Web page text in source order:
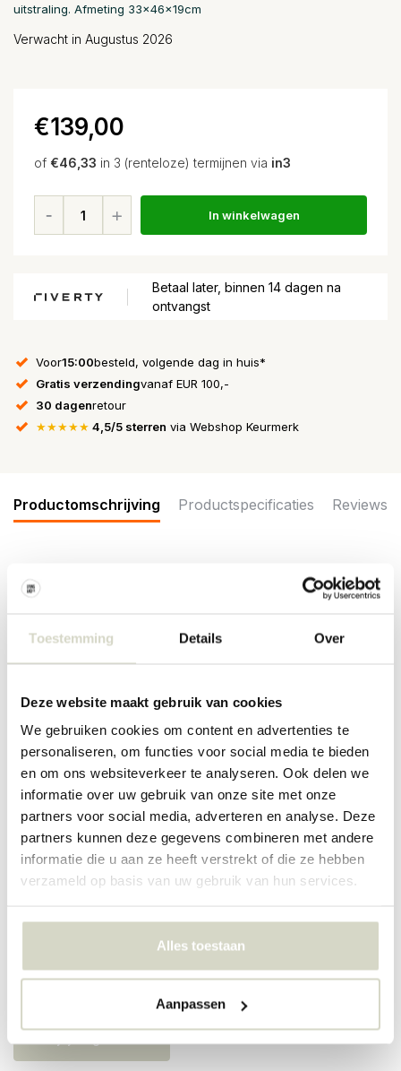
Toestemming Details Over
Deze website maakt gebruik van cookies
We gebruiken cookies om content en advertenties te
personaliseren, om functies voor social media te bieden
en om ons websiteverkeer te analyseren. Ook delen we
informatie over uw gebruik van onze site met onze
partners voor social media, adverteren en analyse. Deze
partners kunnen deze gegevens combineren met andere
informatie die u aan ze heeft verstrekt of die ze hebben
verzameld op basis van uw gebruik van hun services.
Alles toestaan
Aanpassen
uitstraling. Afmeting 33x46x19cm
Verwacht in Augustus 2026
€139,00
of €46,33 in 3 (renteloze) termijnen via in3
In winkelwagen
Betaal later, binnen 14 dagen na
ontvangst
Voor15:00besteld, volgende dag in huis*
Gratis verzendingvanaf EUR 100,-
30 dagenretour
★★★★★ 4,5/5 sterren via Webshop Keurmerk
Productomschrijving Productspecificaties Reviews
De Bloomingville Alida tafellamp uit de creative collection valt op
door de sculpturale voet, versierd met verticale blauw-witte
uitstraling. Afmeting 33x46x19cm
Afmeting: lengte 33 x hoogte 46 x breedte 19cm
Kleur: blauw, naturel
Overige: fitting E27, max 40W. Snoerlengte 180cm
PRODUCTSPECIFICATIES
Artikelnummer 82069577
SKU 82069577
EAN 5711173362196